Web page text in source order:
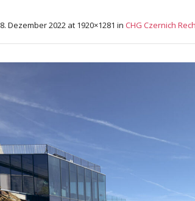
8. Dezember 2022 at 1920×1281 in CHG Czernich